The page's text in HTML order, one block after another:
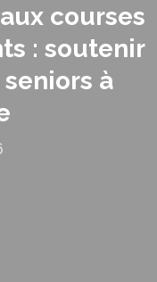
courses
: soutenir
à